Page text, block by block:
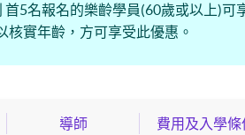
首5名報名的樂齡學員(60歲或以上)
核實年齡，方可享受此優惠。
導師 費用及入學條